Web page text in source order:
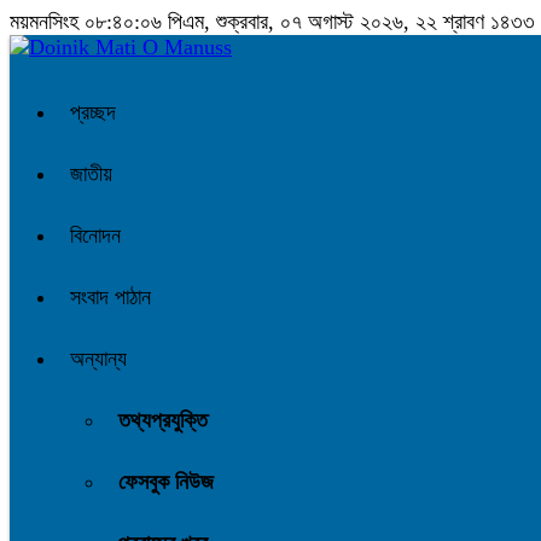
ময়মনসিংহ ০৮:৪০:০৭ পিএম, শুক্রবার, ০৭ অগাস্ট ২০২৬, ২২ শ্রাবণ ১৪৩৩
প্রচ্ছদ
জাতীয়
বিনোদন
সংবাদ পাঠান
অন্যান্য
তথ্যপ্রযুক্তি
ফেসবুক নিউজ